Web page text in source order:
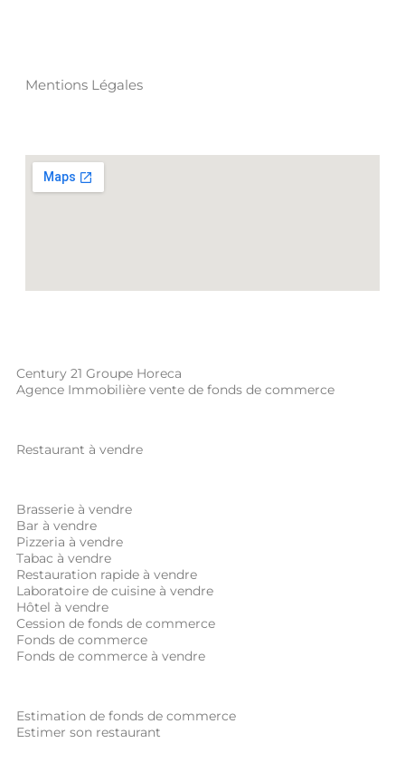
Mentions Légales
Century 21 Groupe Horeca
Agence Immobilière vente de fonds de commerce
Restaurant à vendre
Brasserie à vendre
Bar à vendre
Pizzeria à vendre
Tabac à vendre
Restauration rapide à vendre
Laboratoire de cuisine à vendre
Hôtel à vendre
Cession de fonds de commerce
Fonds de commerce
Fonds de commerce à vendre
Estimation de fonds de commerce
Estimer son restaurant